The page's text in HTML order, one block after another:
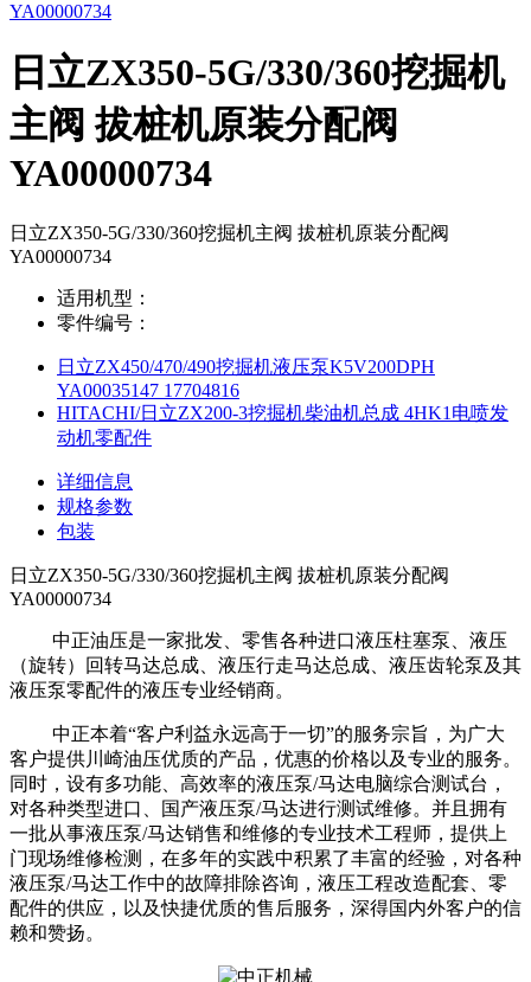
日立ZX350-5G/330/360挖掘机
主阀 拔桩机原装分配阀
YA00000734
日立ZX350-5G/330/360挖掘机主阀 拔桩机原装分配阀
YA00000734
适用机型：
零件编号：
日立ZX450/470/490挖掘机液压泵K5V200DPH
YA00035147 17704816
HITACHI/日立ZX200-3挖掘机柴油机总成 4HK1电喷发
动机零配件
详细信息
规格参数
包装
日立ZX350-5G/330/360挖掘机主阀 拔桩机原装分配阀
YA00000734
中正油压是一家批发、零售各种进口液压柱塞泵、液压
（旋转）回转马达总成、液压行走马达总成、液压齿轮泵及其
液压泵零配件的液压专业经销商。
中正本着“客户利益永远高于一切”的服务宗旨，为广大
客户提供川崎油压优质的产品，优惠的价格以及专业的服务。
同时，设有多功能、高效率的液压泵/马达电脑综合测试台，
对各种类型进口、国产液压泵/马达进行测试维修。并且拥有
一批从事液压泵/马达销售和维修的专业技术工程师，提供上
门现场维修检测，在多年的实践中积累了丰富的经验，对各种
液压泵/马达工作中的故障排除咨询，液压工程改造配套、零
配件的供应，以及快捷优质的售后服务，深得国内外客户的信
赖和赞扬。